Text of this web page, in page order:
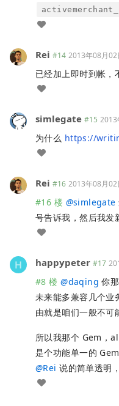
Rei #14 2013年08月02
已经加上即时到帐，
simlegate #15 2013
为什么 https://
Rei #16 2013年08月02
#16 楼 @simlegate
号告诉我，然后我发
happypeter #17
#8 楼 @daqing 你
未来能多兼容几个业
由就是咱们一般不可
所以我那个 Gem，
是个功能单一的
@Rei 说的简单透明